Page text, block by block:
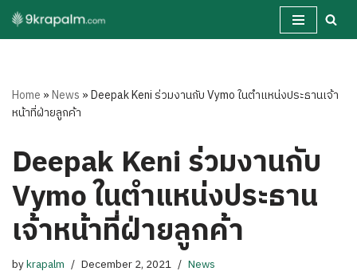
Skip
Home »News »Deepak Keni ร่วมงานกับ Vymo ในตำแหน่งประธานเจ้า
หน้าที่ฝ่ายลูกค้า
Deepak Keni ร่วมงานกับ
Vymo ในตำแหน่งประธาน
เจ้าหน้าที่ฝ่ายลูกค้า
bykrapalm December 2, 2021 News